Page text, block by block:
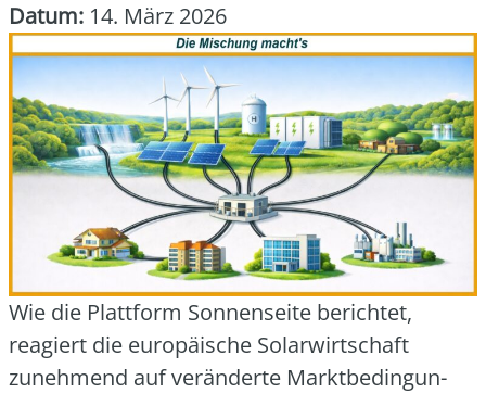
Datum: 14. März 2026
Wie die Platt­form Son­nen­sei­te berich­tet,
reagiert die euro­päi­sche Solar­wirt­schaft
zuneh­mend auf ver­än­der­te Markt­be­din­gun­